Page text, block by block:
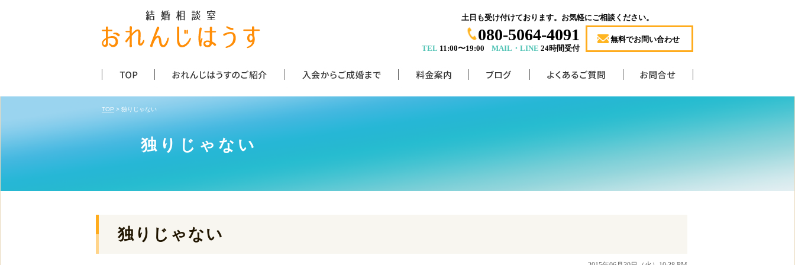
土日も受け付けております。お気軽にご相談ください。
080-5064-4091
TEL 11:00〜19:00 MAIL・LINE 24時間受付
無料でお問い合わせ
TOP > 独りじゃない
独りじゃない
独りじゃない